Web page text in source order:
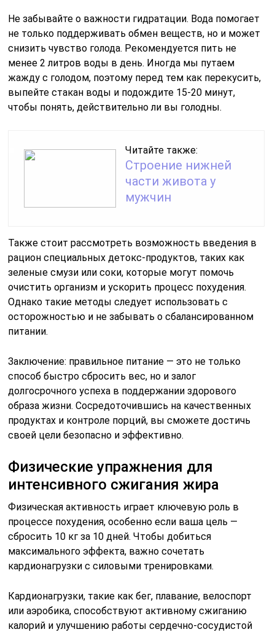
Не забывайте о важности гидратации. Вода помогает
не только поддерживать обмен веществ, но и может
снизить чувство голода. Рекомендуется пить не
менее 2 литров воды в день. Иногда мы путаем
жажду с голодом, поэтому перед тем как перекусить,
выпейте стакан воды и подождите 15-20 минут,
чтобы понять, действительно ли вы голодны.
Читайте также:
Строение нижней
части живота у
мужчин
Также стоит рассмотреть возможность введения в
рацион специальных детокс-продуктов, таких как
зеленые смузи или соки, которые могут помочь
очистить организм и ускорить процесс похудения.
Однако такие методы следует использовать с
осторожностью и не забывать о сбалансированном
питании.
Заключение: правильное питание — это не только
способ быстро сбросить вес, но и залог
долгосрочного успеха в поддержании здорового
образа жизни. Сосредоточившись на качественных
продуктах и контроле порций, вы сможете достичь
своей цели безопасно и эффективно.
Физические упражнения для
интенсивного сжигания жира
Физическая активность играет ключевую роль в
процессе похудения, особенно если ваша цель —
сбросить 10 кг за 10 дней. Чтобы добиться
максимального эффекта, важно сочетать
кардионагрузки с силовыми тренировками.
Кардионагрузки, такие как бег, плавание, велоспорт
или аэробика, способствуют активному сжиганию
калорий и улучшению работы сердечно-сосудистой